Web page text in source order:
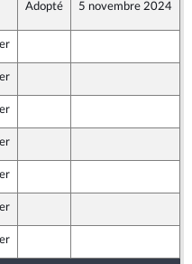
Adopté 5 novembre 2024